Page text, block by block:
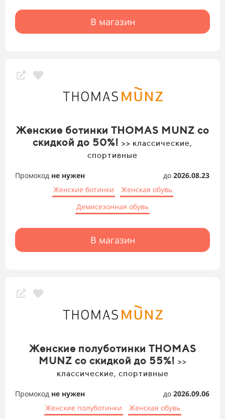
В магазин
Женские ботинки THOMAS MUNZ со
скидкой до 50%! >> классические,
спортивные
Промокод не нужен до 2026.08.23
Женские ботинки
Женская обувь
Демисезонная обувь
В магазин
Женские полуботинки THOMAS
MUNZ со скидкой до 55%! >>
классические, спортивные
Промокод не нужен до 2026.09.06
Женские полуботинки
Женская обувь